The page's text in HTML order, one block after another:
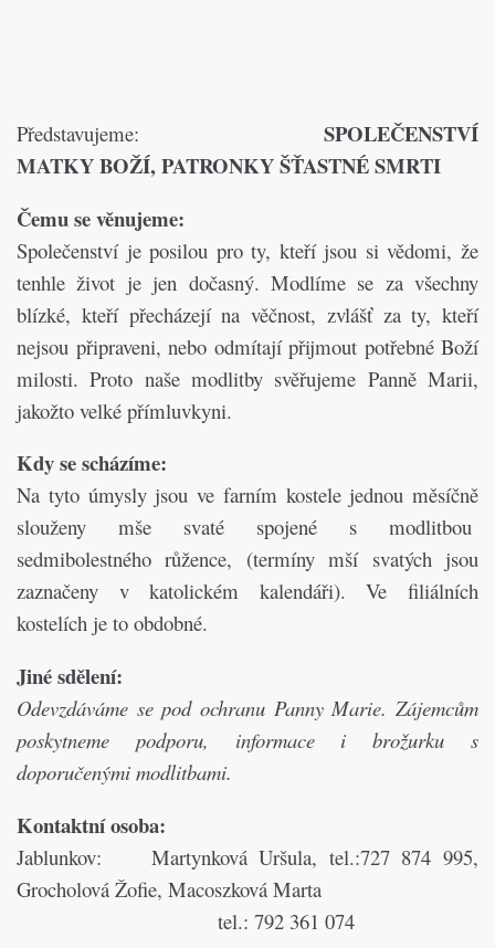
Představujeme: SPOLEČENSTVÍ
MATKY BOŽÍ, PATRONKY ŠŤASTNÉ SMRTI
Čemu se věnujeme:
Společenství je posilou pro ty, kteří jsou si vědomi, že
tenhle život je jen dočasný. Modlíme se za všechny
blízké, kteří přecházejí na věčnost, zvlášť za ty, kteří
nejsou připraveni, nebo odmítají přijmout potřebné Boží
milosti. Proto naše modlitby svěřujeme Panně Marii,
jakožto velké přímluvkyni.
Kdy se scházíme:
Na tyto úmysly jsou ve farním kostele jednou měsíčně
slouženy mše svaté spojené s modlitbou
sedmibolestného růžence, (termíny mší svatých jsou
zaznačeny v katolickém kalendáři).Ve filiálních
kostelích je to obdobné.
Jiné sdělení:
Odevzdáváme se pod ochranu Panny Marie. Zájemcům
poskytneme podporu, informace i brožurku s
doporučenými modlitbami.
Kontaktní osoba:
Jablunkov: Martynková Uršula, tel.:727 874 995,
Grocholová Žofie, Macoszková Marta
tel.: 792 361 074